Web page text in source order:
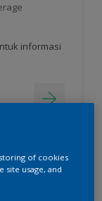
informasi
of cookies
site usage, and